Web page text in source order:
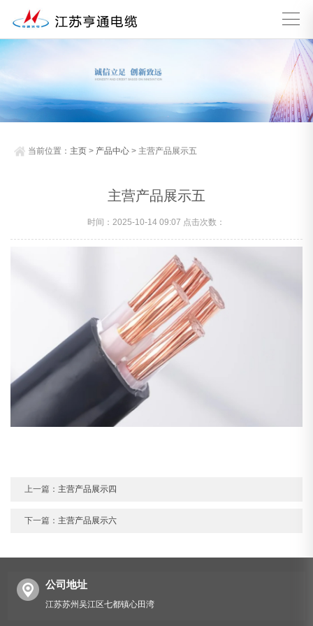
当前位置： 主页 > 产品中心 > 主营产品展示五
主营产品展示五
时间：2025-10-14 09:07 点击次数：
上一篇： 主营产品展示四
下一篇： 主营产品展示六
公司地址
江苏苏州吴江区七都镇心田湾